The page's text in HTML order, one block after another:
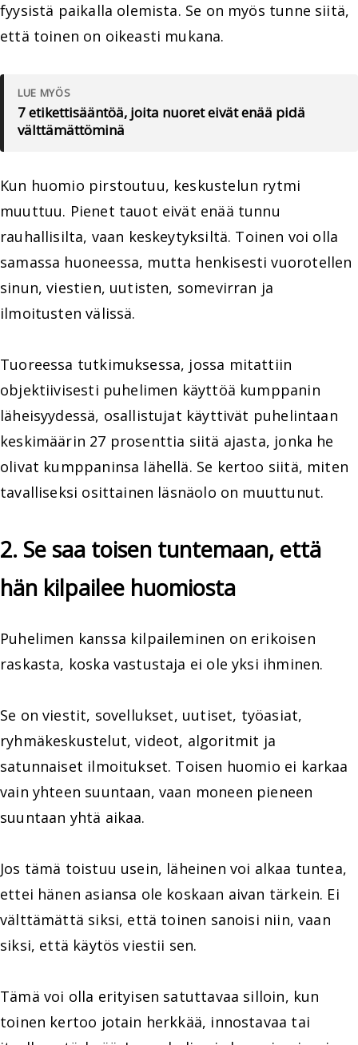
fyysistä paikalla olemista. Se on myös tunne siitä,
että toinen on oikeasti mukana.
LUE MYÖS
7 etikettisääntöä, joita nuoret eivät enää pidä
välttämättöminä
Kun huomio pirstoutuu, keskustelun rytmi
muuttuu. Pienet tauot eivät enää tunnu
rauhallisilta, vaan keskeytyksiltä. Toinen voi olla
samassa huoneessa, mutta henkisesti vuorotellen
sinun, viestien, uutisten, somevirran ja
ilmoitusten välissä.
Tuoreessa tutkimuksessa, jossa mitattiin
objektiivisesti puhelimen käyttöä kumppanin
läheisyydessä, osallistujat käyttivät puhelintaan
keskimäärin 27 prosenttia siitä ajasta, jonka he
olivat kumppaninsa lähellä. Se kertoo siitä, miten
tavalliseksi osittainen läsnäolo on muuttunut.
2. Se saa toisen tuntemaan, että
hän kilpailee huomiosta
Puhelimen kanssa kilpaileminen on erikoisen
raskasta, koska vastustaja ei ole yksi ihminen.
Se on viestit, sovellukset, uutiset, työasiat,
ryhmäkeskustelut, videot, algoritmit ja
satunnaiset ilmoitukset. Toisen huomio ei karkaa
vain yhteen suuntaan, vaan moneen pieneen
suuntaan yhtä aikaa.
Jos tämä toistuu usein, läheinen voi alkaa tuntea,
ettei hänen asiansa ole koskaan aivan tärkein. Ei
välttämättä siksi, että toinen sanoisi niin, vaan
siksi, että käytös viestii sen.
Tämä voi olla erityisen satuttavaa silloin, kun
toinen kertoo jotain herkkää, innostavaa tai